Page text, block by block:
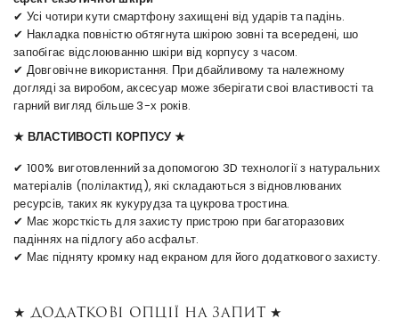
✔ Усі чотири кути смартфону захищені від ударів та падінь.
✔ Накладка повністю обтягнута шкірою зовні та всередені, шо
запобігає відслоюванню шкіри від корпусу з часом.
✔ Довговічне використання. При дбайливому та належному
догляді за виробом, аксесуар може зберігати своі властивості та
гарний вигляд більше 3-х років.
★ ВЛАСТИВОСТІ КОРПУСУ ★
✔ 100% виготовленний за допомогою 3D технології з натуральних
матеріалів (полілактид), які складаються з відновлюваних
ресурсів, таких як кукурудза та цукрова тростина.
✔ Має жорсткість для захисту пристрою при багаторазових
падіннях на підлогу або асфальт.
✔ Має підняту кромку над екраном для його додаткового захисту.
★ Додаткові опції на запит ★